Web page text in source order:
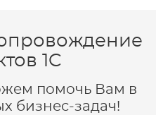
1C
помочь Вам в
бизнес-задач!